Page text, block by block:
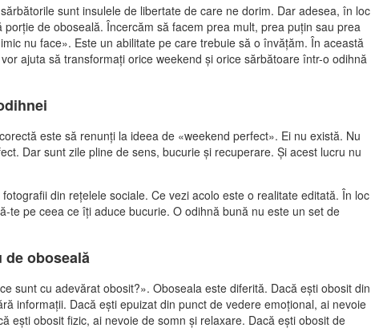
sunt insulele de libertate de care ne dorim. Dar adesea, în loc
de oboseală. Încercăm să facem prea mult, prea puțin sau prea
nu face». Este un abilitate pe care trebuie să o învățăm. În această
ajuta să transformați orice weekend și orice sărbătoare într-o odihnă
este să renunți la ideea de «weekend perfect». Ei nu există. Nu
Dar sunt zile pline de sens, bucurie și recuperare. Și acest lucru nu
din rețelele sociale. Ce vezi acolo este o realitate editată. În loc
te pe ceea ce îți aduce bucurie. O odihnă bună nu este un set de
de oboseală
sunt cu adevărat obosit?». Oboseala este diferită. Dacă ești obosit din
informații. Dacă ești epuizat din punct de vedere emoțional, ai nevoie
ești obosit fizic, ai nevoie de somn și relaxare. Dacă ești obosit de